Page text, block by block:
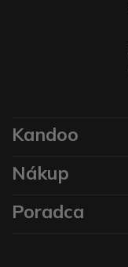
Kandoo
Nákup
Poradca